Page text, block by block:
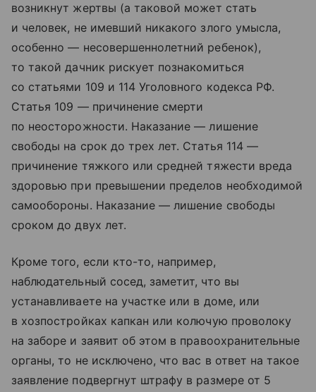
возникнут жертвы (а таковой может стать
и человек, не имевший никакого злого умысла,
особенно — несовершеннолетний ребенок),
то такой дачник рискует познакомиться
со статьями 109 и 114 Уголовного кодекса РФ.
Статья 109 — причинение смерти
по неосторожности. Наказание — лишение
свободы на срок до трех лет. Статья 114 —
причинение тяжкого или средней тяжести вреда
здоровью при превышении пределов необходимой
самообороны. Наказание — лишение свободы
сроком до двух лет.
Кроме того, если кто-то, например,
наблюдательный сосед, заметит, что вы
устанавливаете на участке или в доме, или
в хозпостройках капкан или колючую проволоку
на заборе и заявит об этом в правоохранительные
органы, то не исключено, что вас в ответ на такое
заявление подвергнут штрафу в размере от 5